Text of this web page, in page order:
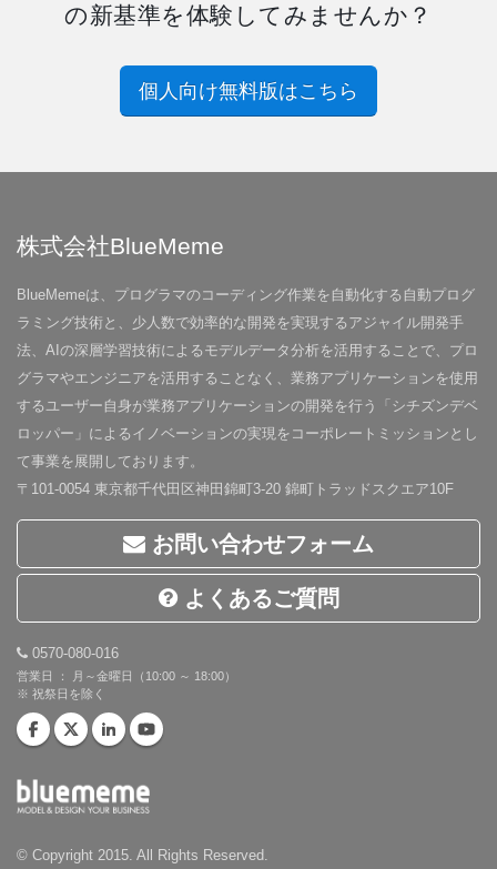
の新基準を体験してみませんか？
個人向け無料版はこちら
株式会社BlueMeme
BlueMemeは、プログラマのコーディング作業を自動化する自動プログ
ラミング技術と、少人数で効率的な開発を実現するアジャイル開発手
法、AIの深層学習技術によるモデルデータ分析を活用することで、プロ
グラマやエンジニアを活用することなく、業務アプリケーションを使用
するユーザー自身が業務アプリケーションの開発を行う「シチズンデベ
ロッパー」によるイノベーションの実現をコーポレートミッションとし
て事業を展開しております。
〒101-0054 東京都千代田区神田錦町3-20 錦町トラッドスクエア10F
お問い合わせフォーム
よくあるご質問
0570-080-016
営業日 ： 月～金曜日（10:00 ～ 18:00）
※ 祝祭日を除く
© Copyright 2015. All Rights Reserved.